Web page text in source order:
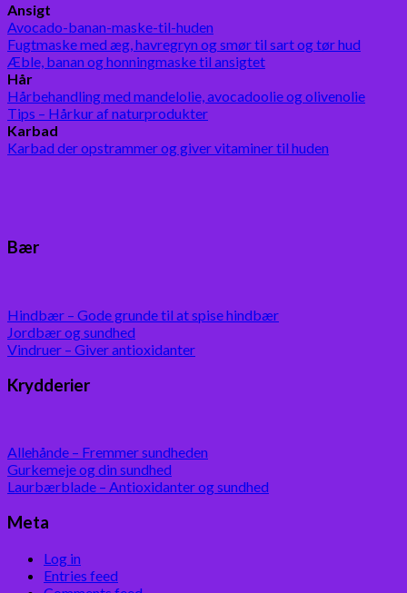
Ansigt
Avocado-banan-maske-til-huden
Fugtmaske med æg, havregryn og smør til sart og tør hud
Æble, banan og honningmaske til ansigtet
Hår
Hårbehandling med mandelolie, avocadoolie og olivenolie
Tips – Hårkur af naturprodukter
Karbad
Karbad der opstrammer og giver vitaminer til huden
Bær
Hindbær – Gode grunde til at spise hindbær
Jordbær og sundhed
Vindruer – Giver antioxidanter
Krydderier
Allehånde – Fremmer sundheden
Gurkemeje og din sundhed
Laurbærblade – Antioxidanter og sundhed
Meta
Log in
Entries feed